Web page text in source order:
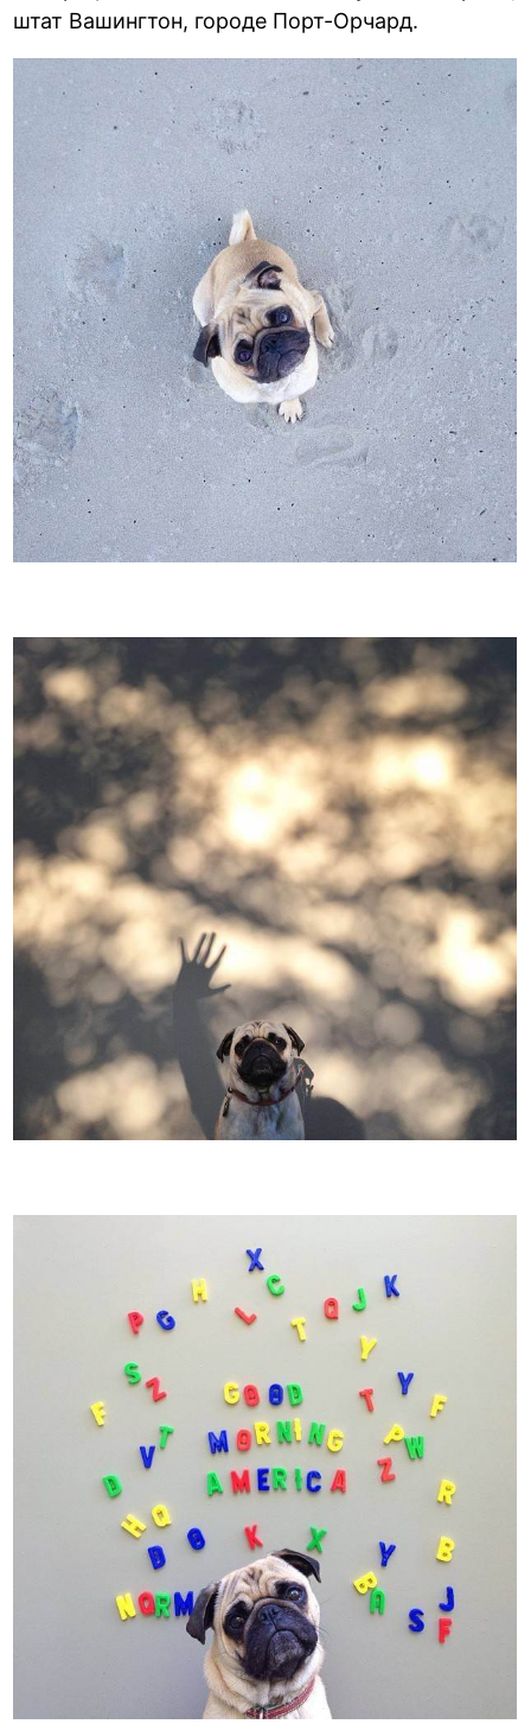
штат Вашингтон, городе Порт-Орчард.